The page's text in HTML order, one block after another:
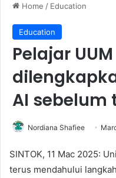
Home / Education
Education
Pelajar
AI
Nordiana Shafiee
SINTOK, 11 Mac 2025:
terus mendahului